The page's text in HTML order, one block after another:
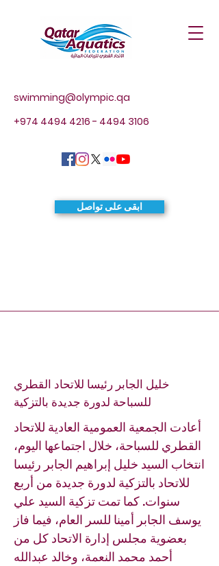
swimming@olympic.qa
+974 4494 4216 - 4494 3106
ابقى على تواصل
خليل الجابر رئيسا للاتحاد القطري
للسباحة لدورة جديدة بالتزكية
أعادت الجمعية العمومية العادية للاتحاد
القطري للسباحة، خلال اجتماعها اليوم،
انتخاب السيد خليل إبراهيم الجابر رئيسا
للاتحاد بالتزكية لدورة جديدة من أربع
سنوات. كما تمت تزكية السيد علي
يوسف الجابر أمينا للسر العام، فيما فاز
بعضوية مجلس إدارة الاتحاد كل من
أحمد محمد النعمة، وخالد عبدالله